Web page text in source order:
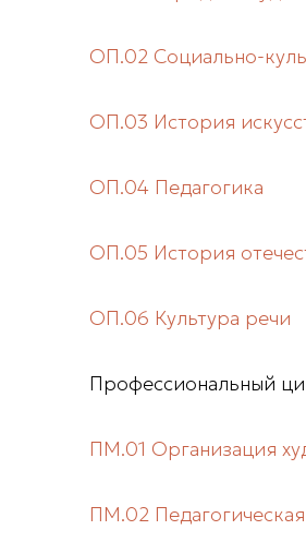
ОП.02 Социально-
ОП.03 История
ОП.04 Педагогика
ОП.05 История
ОП.06 Культура речи
Профессиональный
ПМ.01 Организация
ПМ.02